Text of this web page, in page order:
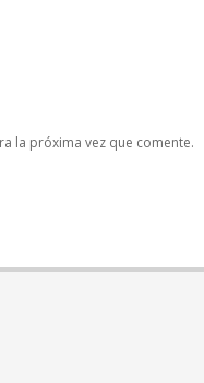
la próxima vez que comente.